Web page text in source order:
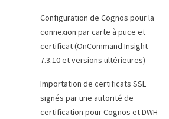
Configuration de Cognos pour la
connexion par carte à puce et
certificat (OnCommand Insight
7.3.10 et versions ultérieures)
Importation de certificats SSL
signés par une autorité de
certification pour Cognos et DWH